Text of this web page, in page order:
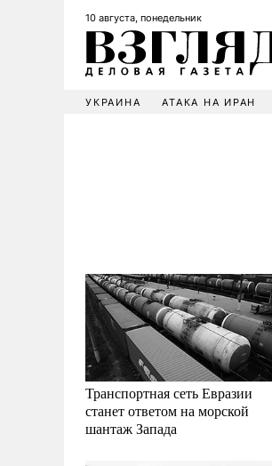
10 августа, понедельник
УКРАИНА АТАКА НА ИРАН
Транспортная сеть Евразии
станет ответом на морской
шантаж Запада